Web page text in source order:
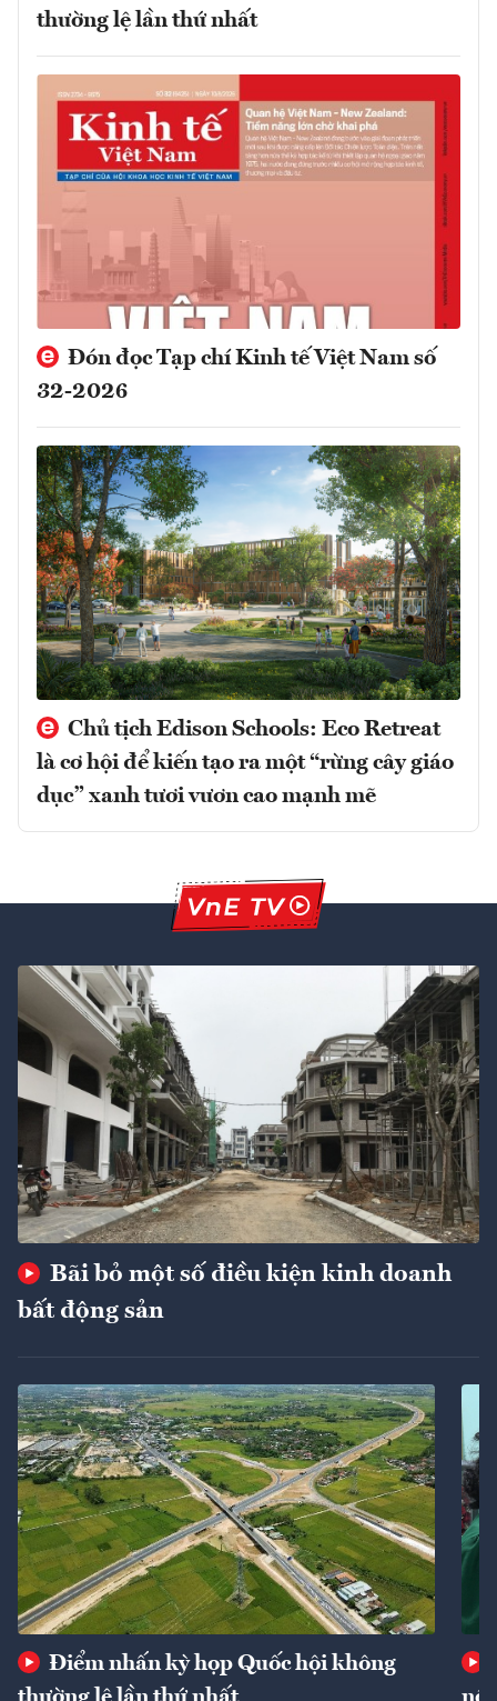
thường lệ lần thứ nhất
Đón đọc Tạp chí Kinh tế Việt Nam số
32-2026
Chủ tịch Edison Schools: Eco Retreat
là cơ hội để kiến tạo ra một “rừng cây giáo
dục” xanh tươi vươn cao mạnh mẽ
Bãi bỏ một số điều kiện kinh doanh
bất động sản
Điểm nhấn kỳ họp Quốc hội không